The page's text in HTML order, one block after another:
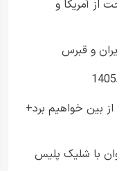
از آمریکا و
و قبرس
از بین خواهیم برد+
با شلیک پلیس